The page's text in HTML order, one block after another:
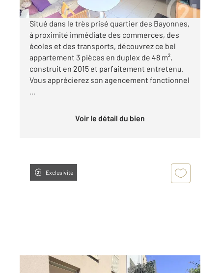
Situé dans le très prisé quartier des Bayonnes,
à proximité immédiate des commerces, des
écoles et des transports, découvrez ce bel
appartement 3 pièces en duplex de 48 m²,
construit en 2015 et parfaitement entretenu.
Vous apprécierez son agencement fonctionnel
Voir le détail du bien
Exclusivité
HERBLAY SUR SEINE 95